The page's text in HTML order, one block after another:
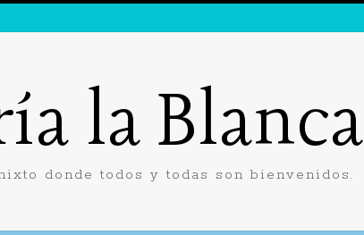
la Blanca
donde todos y todas son bienvenidos.